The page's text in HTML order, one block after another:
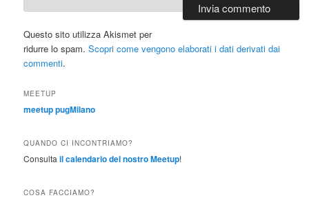
Questo sito utilizza Akismet per
ridurre lo spam.Scopri come vengono elaborati i dati derivati dai
commenti.
MEETUP
meetup pugMilano
QUANDO CI INCONTRIAMO?
Consultail calendario del nostro Meetup!
COSA FACCIAMO?